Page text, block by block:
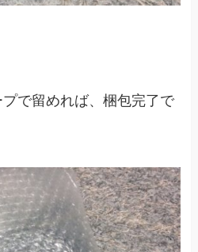
で留めれば、梱包完了で